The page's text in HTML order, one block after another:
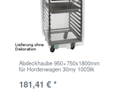
Abdeckhaube 950+750x1800mm
für Hordenwagen 30my 100Stk
181,41 € *